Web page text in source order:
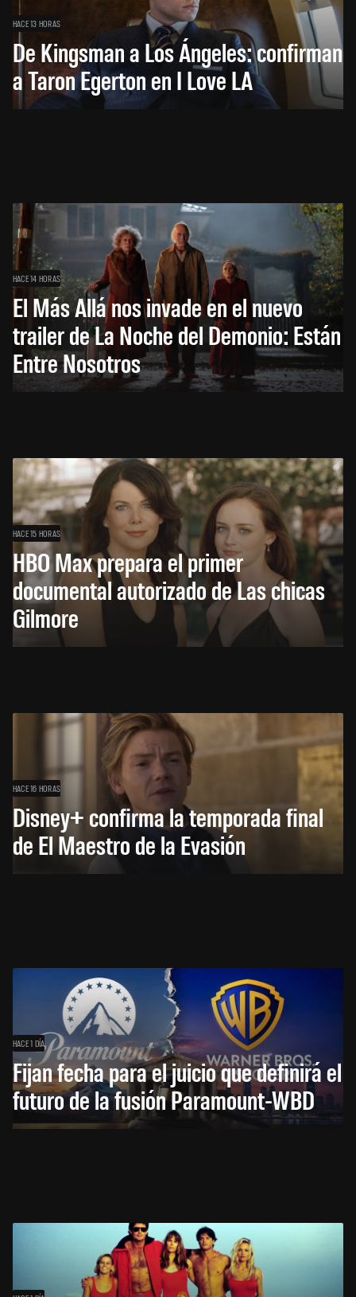
HACE 13 HORAS
De Kingsman a Los Ángeles: confirman
a Taron Egerton en I Love LA
HACE 14 HORAS
El Más Allá nos invade en el nuevo
trailer de La Noche del Demonio: Están
Entre Nosotros
HACE 15 HORAS
HBO Max prepara el primer
documental autorizado de Las chicas
Gilmore
HACE 16 HORAS
Disney+ confirma la temporada final
de El Maestro de la Evasión
HACE 1 DÍA
Fijan fecha para el juicio que definirá el
futuro de la fusión Paramount-WBD